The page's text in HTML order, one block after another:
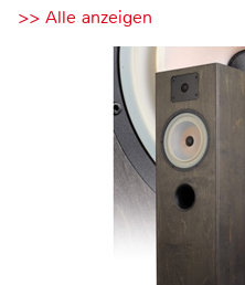
>> Alle anzeigen